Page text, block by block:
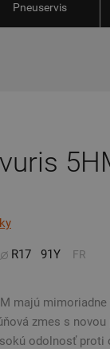
Pneuservis
R17 91Y FR
majú mimoriadne
zmes s
odolnosť proti